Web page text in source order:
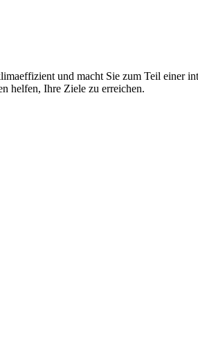
und macht Sie zum Teil einer
helfen, Ihre Ziele zu erreichen.